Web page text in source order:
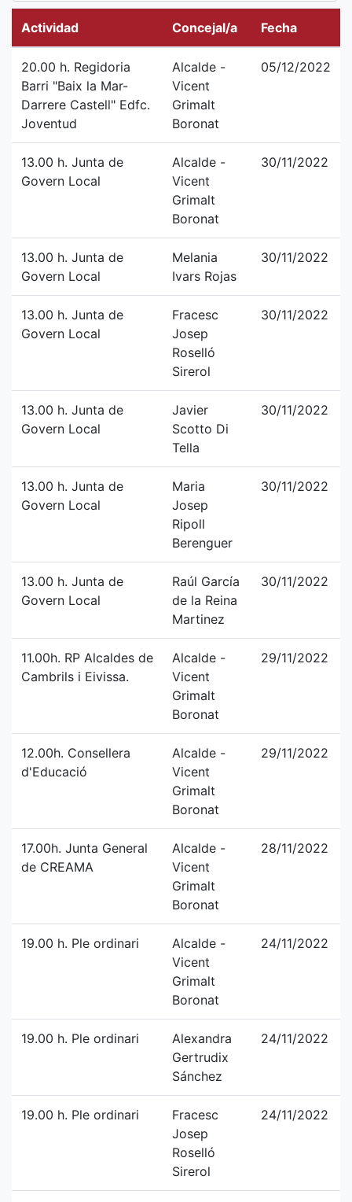
Actividad Concejal/a Fecha
20.00 h. Regidoria
Barri "Baix la Mar-
Darrere Castell" Edfc.
Joventud
Alcalde -
Vicent
Grimalt
Boronat
05/12/2022
13.00 h. Junta de
Govern Local
Alcalde -
Vicent
Grimalt
Boronat
30/11/2022
13.00 h. Junta de
Govern Local
Melania
Ivars Rojas
30/11/2022
13.00 h. Junta de
Govern Local
Fracesc
Josep
Roselló
Sirerol
30/11/2022
13.00 h. Junta de
Govern Local
Javier
Scotto Di
Tella
30/11/2022
13.00 h. Junta de
Govern Local
Maria
Josep
Ripoll
Berenguer
30/11/2022
13.00 h. Junta de
Govern Local
Raúl García
de la Reina
Martinez
30/11/2022
11.00h. RP Alcaldes de
Cambrils i Eivissa.
Alcalde -
Vicent
Grimalt
Boronat
29/11/2022
12.00h. Consellera
d'Educació
Alcalde -
Vicent
Grimalt
Boronat
29/11/2022
17.00h. Junta General
de CREAMA
Alcalde -
Vicent
Grimalt
Boronat
28/11/2022
19.00 h. Ple ordinari
Alcalde -
Vicent
Grimalt
Boronat
24/11/2022
19.00 h. Ple ordinari
Alexandra
Gertrudix
Sánchez
24/11/2022
19.00 h. Ple ordinari
Fracesc
Josep
Roselló
Sirerol
24/11/2022